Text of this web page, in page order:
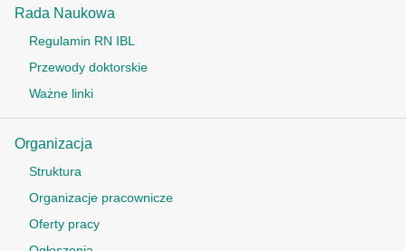
Rada Naukowa
Regulamin RN IBL
Przewody doktorskie
Ważne linki
Organizacja
Struktura
Organizacje pracownicze
Oferty pracy